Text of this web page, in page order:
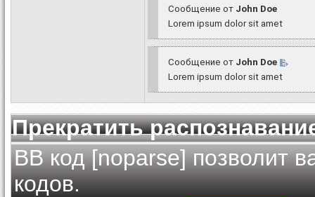
Сообщение от John Doe
Lorem ipsum dolor sit amet
Сообщение от John Doe
Lorem ipsum dolor sit amet
Прекратить
BB код [noparse] позволит
кодов.